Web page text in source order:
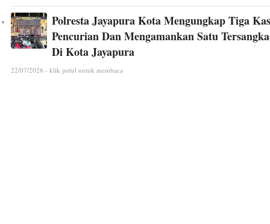
Polresta Jayapura Kota Mengungkap Tiga
Pencurian Dan Mengamankan Satu Tersangka
Di Kota Jayapura
22/07/2026 - klik judul untuk membaca